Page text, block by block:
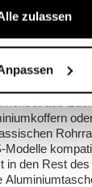
zulassen
wiegt 5 kg
für BMW R80-
in den Rest